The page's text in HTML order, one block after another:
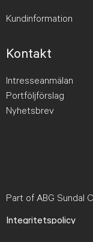
Kundinformation
Kontakt
Intresseanmälan
Portföljförslag
Nyhetsbrev
Part of ABG Sundal
Integritetspolicy